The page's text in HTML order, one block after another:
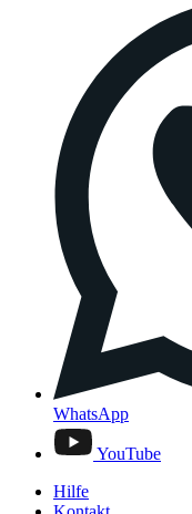
WhatsApp
YouTube
Hilfe